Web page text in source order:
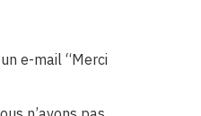
e-mail “Merci